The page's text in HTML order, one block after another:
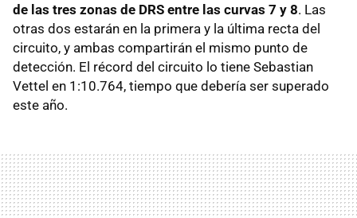
de las tres zonas de DRS entre las curvas 7 y 8. Las
otras dos estarán en la primera y la última recta del
circuito, y ambas compartirán el mismo punto de
detección. El récord del circuito lo tiene Sebastian
Vettel en 1:10.764, tiempo que debería ser superado
este año.